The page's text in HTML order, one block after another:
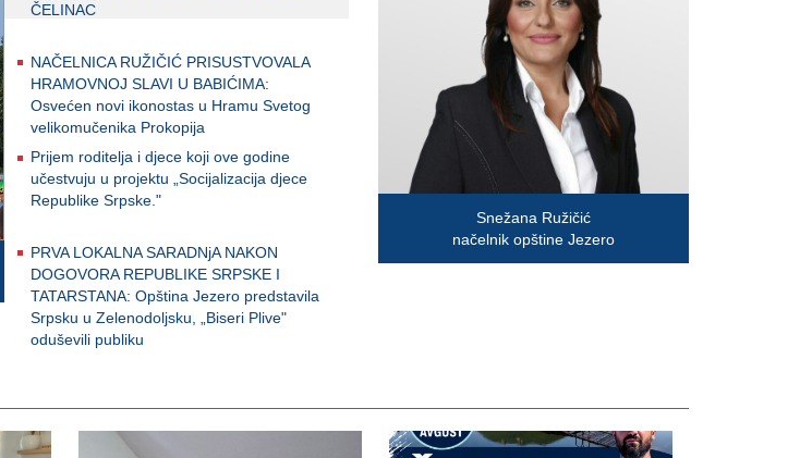
ČELINAC
NAČELNICA RUŽIČIĆ PRISUSTVOVALA
HRAMOVNOJ SLAVI U BABIĆIMA:
Osvećen novi ikonostas u Hramu Svetog
velikomučenika Prokopija
Prijem roditelja i djece koji ove godine
učestvuju u projektu „Socijalizacija djece
Republike Srpske."
PRVA LOKALNA SARADNjA NAKON
DOGOVORA REPUBLIKE SRPSKE I
TATARSTANA: Opština Jezero predstavila
Srpsku u Zelenodoljsku, „Biseri Plive"
oduševili publiku
Snežana Ružičić
načelnik opštine Jezero